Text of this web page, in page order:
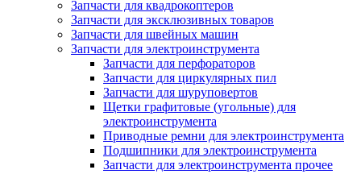
Запчасти для квадрокоптеров
Запчасти для эксклюзивных товаров
Запчасти для швейных машин
Запчасти для электроинструмента
Запчасти для перфораторов
Запчасти для циркулярных пил
Запчасти для шуруповертов
Щетки графитовые (угольные) для
электроинструмента
Приводные ремни для электроинструмента
Подшипники для электроинструмента
Запчасти для электроинструмента прочее